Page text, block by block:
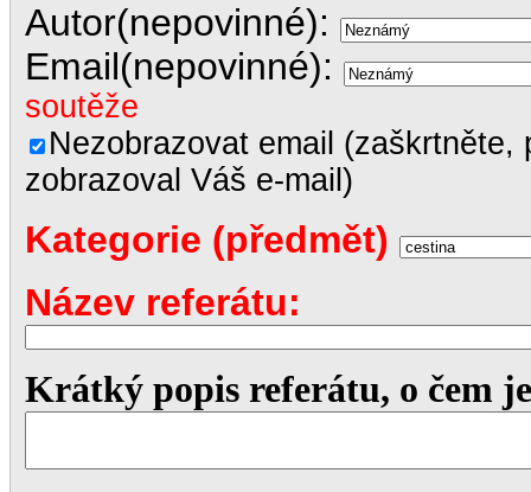
Autor(nepovinné):
Email(nepovinné):
soutěže
Nezobrazovat email
zobrazoval Váš e-mail)
Kategorie (předmět)
Název referátu:
Krátký popis referátu, o čem